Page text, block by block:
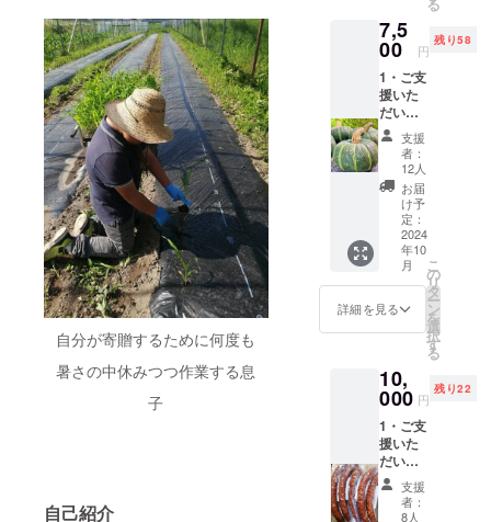
自分が寄贈するために何度も
暑さの中休みつつ作業する息
子
自己紹介
㎏) ・保
存方法:
冷蔵庫
こちら
の商品
は、5年
前から
クラウ
ドファ
ンディ
ング に
出させ
て頂い
ていた
野菜と
法は変
わりま
移動の
為、再
度認証
を取得
準備中
です そ
の旨、
ご了承
記の値
段には
クール
代金を
含む送
料が含
まれて
いま
す。 )
・お届
け予定:
2024年
8月末
・受け
渡し方
法: クー
ル便で
道産
とうも
ろこし
・原産
国／産
地:日本
・サイ
ズ/重量:
茄子 (3
本〜5
本)
生で食
べられ
る サラ
ダピー
マン 3
本〜5
本)
きゅう
り 3
本〜5本
ミ
ニトマ
ト150〜
200g
玉)
葉物
(200g)
他、そ
の時の
旬の野
菜を
グッと
7,5
00 円
残り58
1・ご支
援いた
だいた
大切な
支援者
の方々
に御礼
のメー
北海道
産 秋野
菜セッ
ト (例)
茄子
(3本〜5
本)
生で食
べられ
る サラ
ダピー
マン 3
本〜5
本)
支援
者：
12人
お届
け予
定：
2024
年10
月
詳細を見る
こ
の
リ
タ
ー
ン
を
選
択
す
る
10,
000 円
残り22
1・ご支
援いた
だいた
大切な
支援者
の方々
支援
者：
8人